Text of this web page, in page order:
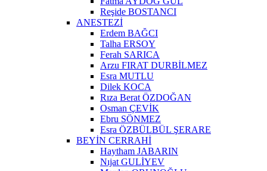
Reşide BOSTANCI
ANESTEZİ
Erdem BAĞCI
Talha ERSOY
Ferah SARICA
Arzu FIRAT DURBİLMEZ
Esra MUTLU
Dilek KOCA
Rıza Berat ÖZDOĞAN
Osman ÇEVİK
Ebru SÖNMEZ
Esra ÖZBÜLBÜL ŞERARE
BEYİN CERRAHİ
Haytham JABARIN
Nıjat GULİYEV